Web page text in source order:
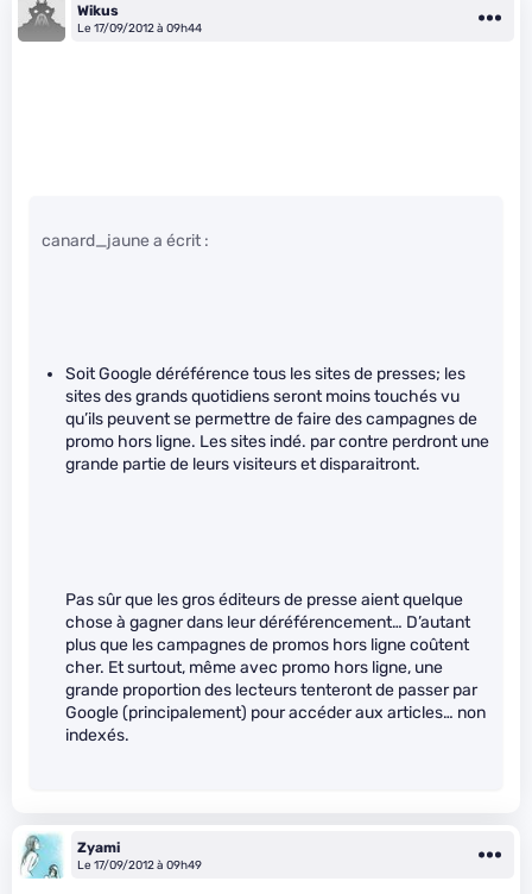
Wikus
Le 17/09/2012 à 09h44
canard_jaune a écrit :
Soit Google déréférence tous les sites de presses; les
sites des grands quotidiens seront moins touchés vu
qu’ils peuvent se permettre de faire des campagnes de
promo hors ligne. Les sites indé. par contre perdront une
grande partie de leurs visiteurs et disparaitront.
Pas sûr que les gros éditeurs de presse aient quelque
chose à gagner dans leur déréférencement… D’autant
plus que les campagnes de promos hors ligne coûtent
cher. Et surtout, même avec promo hors ligne, une
grande proportion des lecteurs tenteront de passer par
Google (principalement) pour accéder aux articles… non
indexés.
Zyami
Le 17/09/2012 à 09h49